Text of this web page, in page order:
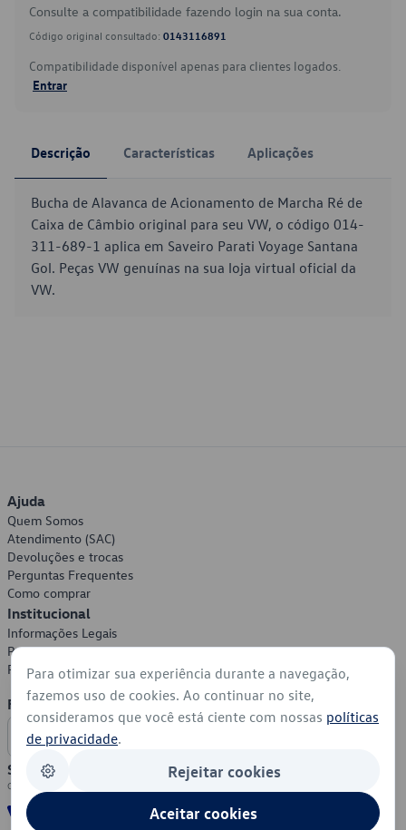
Consulte a compatibilidade fazendo login na sua conta.
Código original consultado: 0143116891
Compatibilidade disponível apenas para clientes logados.
Entrar
Descrição Características Aplicações
Bucha de Alavanca de Acionamento de Marcha Ré de
Caixa de Câmbio original para seu VW, o código 014-
311-689-1 aplica em Saveiro Parati Voyage Santana
Gol. Peças VW genuínas na sua loja virtual oficial da
VW.
Ajuda
Quem Somos
Atendimento (SAC)
Devoluções e trocas
Perguntas Frequentes
Como comprar
Institucional
Informações Legais
Política de Privacidade
Política de Cookies
Formas de Pagamento
Segurança
Para otimizar sua experiência durante a navegação,
fazemos uso de cookies. Ao continuar no site,
consideramos que você está ciente com nossas políticas
de privacidade.
Rejeitar cookies
Aceitar cookies